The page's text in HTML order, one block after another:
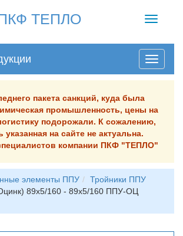
ТЕПЛО
Toggle
пакета санкций, куда была
промышленность, цены на
подорожали. К сожалению,
указанная на сайте не актуальна.
компании ПКФ "ТЕПЛО"
элементы ППУ
Тройники ППУ
89х5/160 - 89х5/160 ППУ-ОЦ